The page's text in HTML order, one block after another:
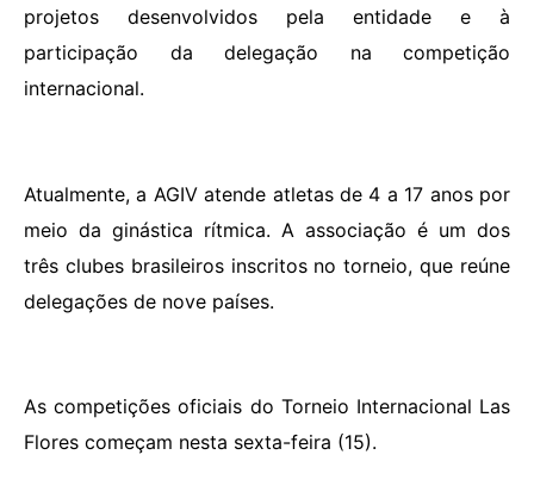
projetos desenvolvidos pela entidade e à
participação da delegação na competição
internacional.
Atualmente, a AGIV atende atletas de 4 a 17 anos por
meio da ginástica rítmica. A associação é um dos
três clubes brasileiros inscritos no torneio, que reúne
delegações de nove países.
As competições oficiais do Torneio Internacional Las
Flores começam nesta sexta-feira (15).